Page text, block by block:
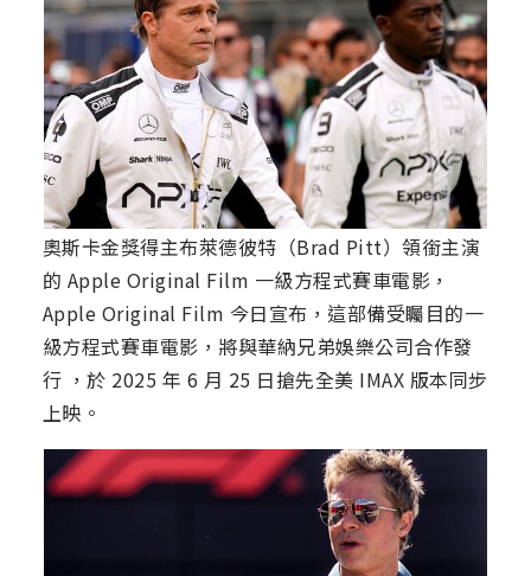
奧斯卡金獎得主布萊德彼特（Brad Pitt）領銜主演
的 Apple Original Film 一級方程式賽車電影，
Apple Original Film 今日宣布，這部備受矚目的一
級方程式賽車電影，將與華納兄弟娛樂公司合作發
行 ，於 2025 年 6 月 25 日搶先全美 IMAX 版本同步
上映。